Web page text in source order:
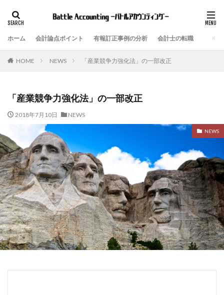
ホーム 会計論点ポイント 有報訂正事例の分析 会計士の転職
HOME NEWS 「産業競争力強化法」の一部改正
「産業競争力強化法」の一部改正
2018年7月10日 NEWS
NEWS